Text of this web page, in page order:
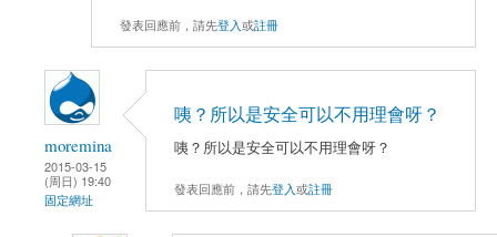
發表回應前，請先登入或註冊
moremina
2015-03-15
(周日) 19:40
固定網址
咦？所以是安全可以不用理會呀？
咦？所以是安全可以不用理會呀？
發表回應前，請先登入或註冊